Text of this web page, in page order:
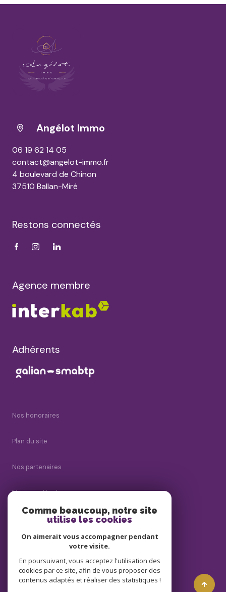
Angélot Immo
06 19 62 14 05
contact@angelot-immo.fr
4 boulevard de Chinon
37510 Ballan-Miré
Restons connectés
Agence membre
Adhérents
Nos honoraires
Plan du site
Nos partenaires
Mentions légales
Cookies
Comme beaucoup, notre site
utilise les cookies
On aimerait vous accompagner pendant
votre visite.
En poursuivant, vous acceptez l'utilisation des
cookies par ce site, afin de vous proposer des
contenus adaptés et réaliser des statistiques !